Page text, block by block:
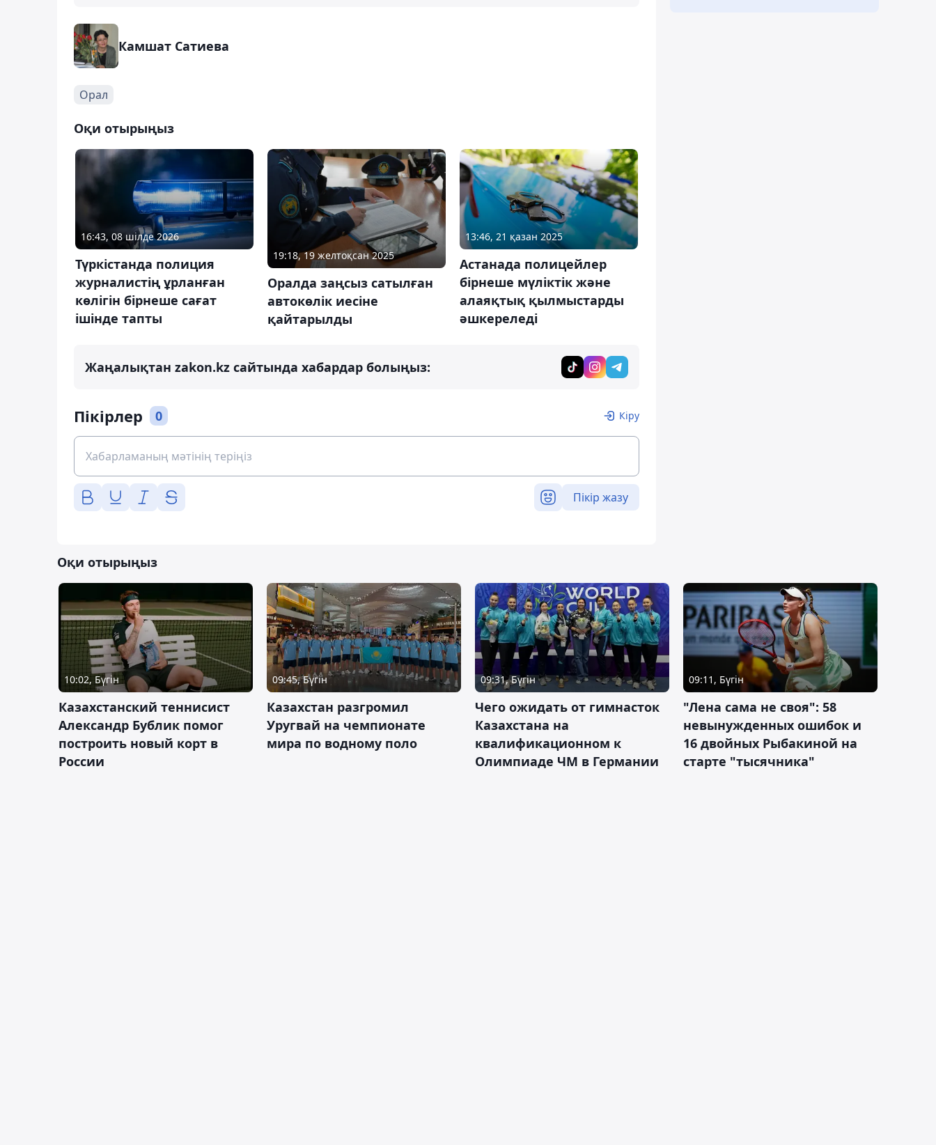
Камшат Сатиева
Орал
Оқи отырыңыз
16:43, 08 шілде 2026
Түркістанда полиция
журналистің ұрланған
көлігін бірнеше сағат
ішінде тапты
19:18, 19 желтоқсан 2025
Оралда заңсыз сатылған
автокөлік иесіне
қайтарылды
13:46, 21 қазан 2025
Астанада полицейлер
бірнеше мүліктік және
алаяқтық қылмыстарды
әшкереледі
Жаңалықтан zakon.kz сайтында хабардар болыңыз:
Пікірлер 0 Кіру
Пікір жазу
Оқи отырыңыз
10:02, Бүгін
Казахстанский теннисист
Александр Бублик помог
построить новый корт в
России
09:45, Бүгін
Казахстан разгромил
Уругвай на чемпионате
мира по водному поло
09:31, Бүгін
Чего ожидать от гимнасток
Казахстана на
квалификационном к
Олимпиаде ЧМ в Германии
09:11, Бүгін
"Лена сама не своя": 58
невынужденных ошибок и
16 двойных Рыбакиной на
старте "тысячника"